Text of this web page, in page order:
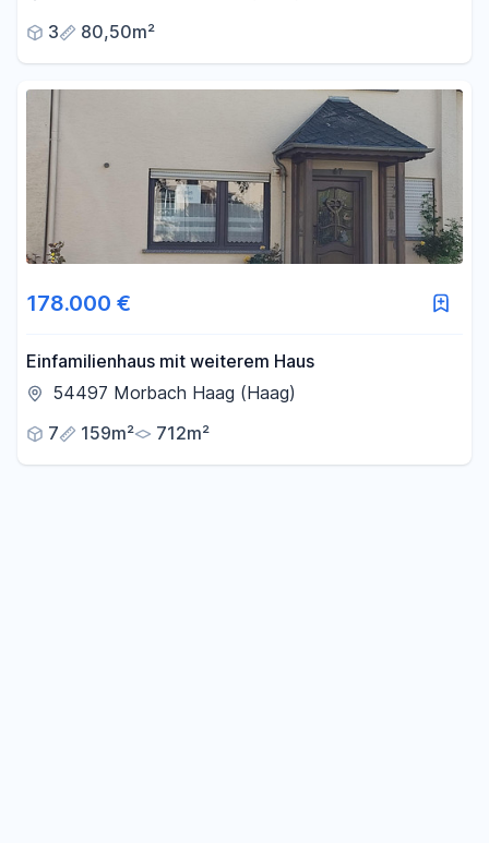
3
80,50m²
178.000 €
Einfamilienhaus mit weiterem Haus
54497 Morbach Haag (Haag)
7
159m² 712m²